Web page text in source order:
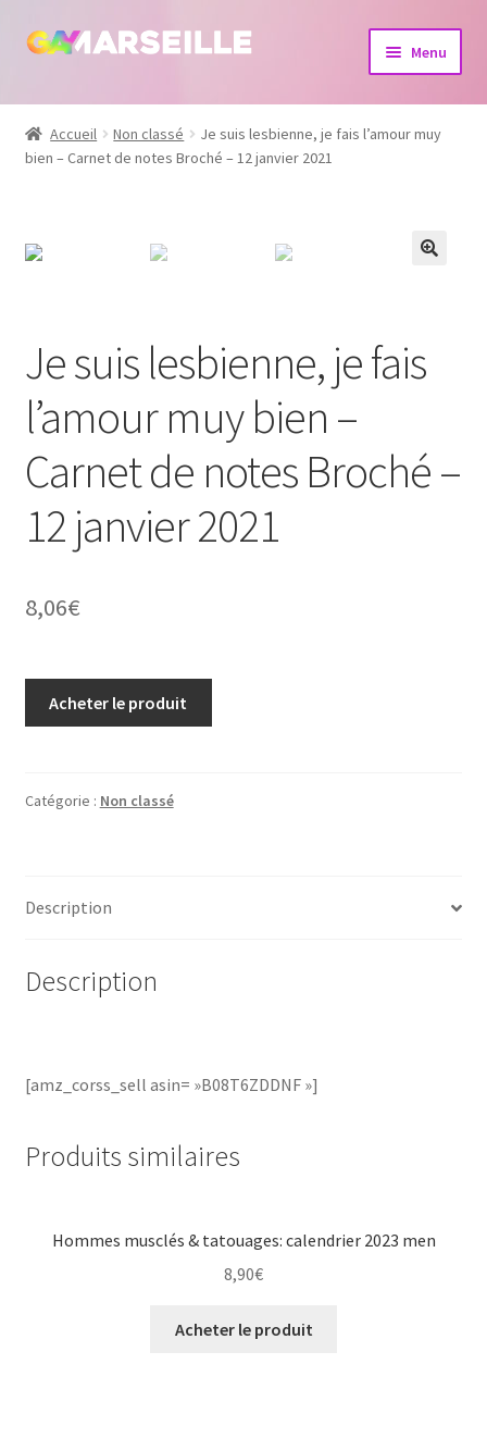
Aller
navigation
Aller
Menu
Boutique
Bijoux
Accueil Non classé
Je suis lesbienne, je fais l’amour muy
bien – Carnet de notes Broché – 12 janvier 2021
Je suis lesbienne, je fais
l’amour muy bien –
Carnet de notes Broché –
12 janvier 2021
8,06€
Acheter le produit
Catégorie : Non classé
Description
Description
[amz_corss_sell asin= »B08T6ZDDNF »]
Produits similaires
Hommes musclés & tatouages: calendrier 2023 men
8,90€
Acheter le produit